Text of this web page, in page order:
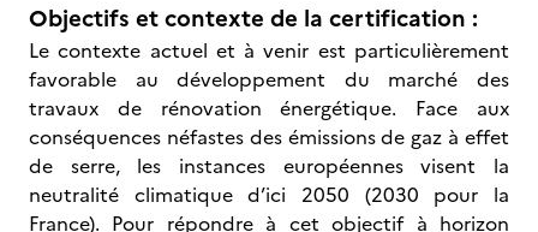
Objectifs et contexte de la certification :
Le contexte actuel et à venir est particulièrement
favorable au développement du marché des
travaux de rénovation énergétique. Face aux
conséquences néfastes des émissions de gaz à effet
de serre, les instances européennes visent la
neutralité climatique d’ici 2050 (2030 pour la
France). Pour répondre à cet objectif à horizon